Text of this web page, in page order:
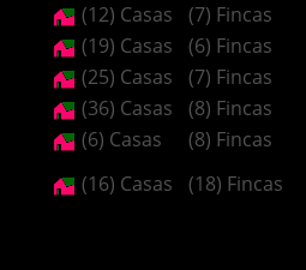
(12) Casas
(7) Fincas
(19) Casas
(6) Fincas
(25) Casas
(7) Fincas
(36) Casas
(8) Fincas
(6) Casas
(8) Fincas
(16) Casas (18) Fincas